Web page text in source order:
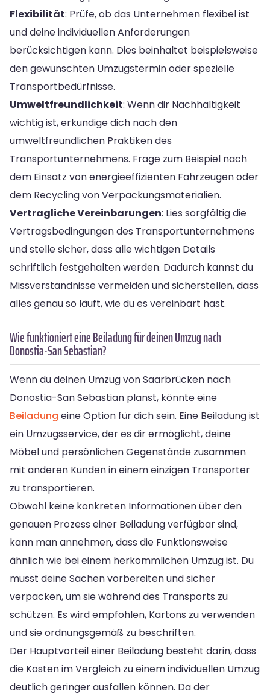
Flexibilität: Prüfe, ob das Unternehmen flexibel ist
und deine individuellen Anforderungen
berücksichtigen kann. Dies beinhaltet beispielsweise
den gewünschten Umzugstermin oder spezielle
Transportbedürfnisse.
Umweltfreundlichkeit: Wenn dir Nachhaltigkeit
wichtig ist, erkundige dich nach den
umweltfreundlichen Praktiken des
Transportunternehmens. Frage zum Beispiel nach
dem Einsatz von energieeffizienten Fahrzeugen oder
dem Recycling von Verpackungsmaterialien.
Vertragliche Vereinbarungen: Lies sorgfältig die
Vertragsbedingungen des Transportunternehmens
und stelle sicher, dass alle wichtigen Details
schriftlich festgehalten werden. Dadurch kannst du
Missverständnisse vermeiden und sicherstellen, dass
alles genau so läuft, wie du es vereinbart hast.
Wie funktioniert eine Beiladung für deinen Umzug nach
Donostia-San Sebastian?
Wenn du deinen Umzug von Saarbrücken nach
Donostia-San Sebastian planst, könnte eine
Beiladung eine Option für dich sein. Eine Beiladung ist
ein Umzugsservice, der es dir ermöglicht, deine
Möbel und persönlichen Gegenstände zusammen
mit anderen Kunden in einem einzigen Transporter
zu transportieren.
Obwohl keine konkreten Informationen über den
genauen Prozess einer Beiladung verfügbar sind,
kann man annehmen, dass die Funktionsweise
ähnlich wie bei einem herkömmlichen Umzug ist. Du
musst deine Sachen vorbereiten und sicher
verpacken, um sie während des Transports zu
schützen. Es wird empfohlen, Kartons zu verwenden
und sie ordnungsgemäß zu beschriften.
Der Hauptvorteil einer Beiladung besteht darin, dass
die Kosten im Vergleich zu einem individuellen Umzug
deutlich geringer ausfallen können. Da der